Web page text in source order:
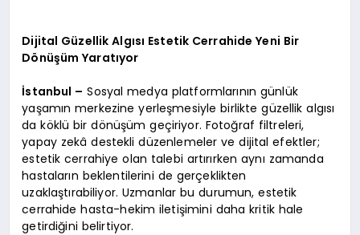
Dijital Güzellik Algısı Estetik Cerrahide Yeni Bir
Dönüşüm Yaratıyor
İstanbul – Sosyal medya platformlarının günlük
yaşamın merkezine yerleşmesiyle birlikte güzellik algısı
da köklü bir dönüşüm geçiriyor. Fotoğraf filtreleri,
yapay zekâ destekli düzenlemeler ve dijital efektler;
estetik cerrahiye olan talebi artırırken aynı zamanda
hastaların beklentilerini de gerçeklikten
uzaklaştırabiliyor. Uzmanlar bu durumun, estetik
cerrahide hasta-hekim iletişimini daha kritik hale
getirdiğini belirtiyor.